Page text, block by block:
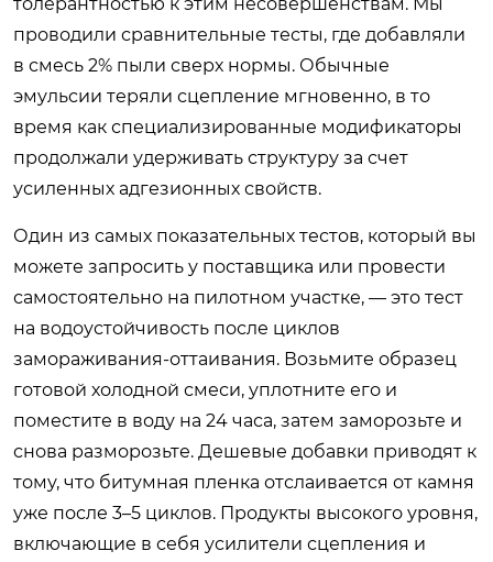
проводили сравнительные тесты, где добавляли
в смесь 2% пыли сверх нормы. Обычные
эмульсии теряли сцепление мгновенно, в то
время как специализированные модификаторы
продолжали удерживать структуру за счет
усиленных адгезионных свойств.
Один из самых показательных тестов, который вы
можете запросить у поставщика или провести
самостоятельно на пилотном участке, — это тест
на водоустойчивость после циклов
замораживания-оттаивания. Возьмите образец
готовой холодной смеси, уплотните его и
поместите в воду на 24 часа, затем заморозьте и
снова разморозьте. Дешевые добавки приводят к
тому, что битумная пленка отслаивается от камня
уже после 3–5 циклов. Продукты высокого уровня,
включающие в себя усилители сцепления и